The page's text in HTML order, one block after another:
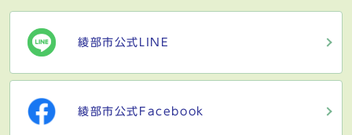
綾部市公式LINE
綾部市公式Facebook